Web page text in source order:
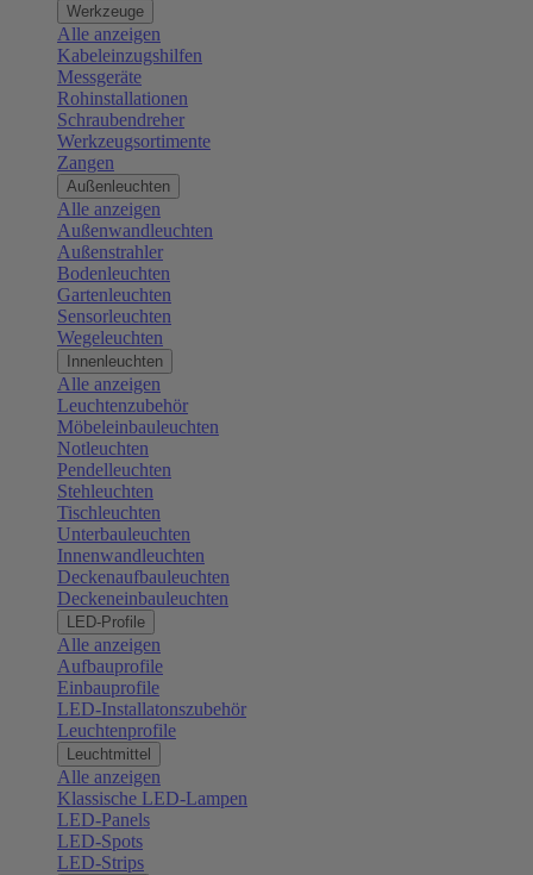
Werkzeuge
Alle anzeigen
Kabeleinzugshilfen
Messgeräte
Rohinstallationen
Schraubendreher
Werkzeugsortimente
Zangen
Außenleuchten
Alle anzeigen
Außenwandleuchten
Außenstrahler
Bodenleuchten
Gartenleuchten
Sensorleuchten
Wegeleuchten
Innenleuchten
Alle anzeigen
Leuchtenzubehör
Möbeleinbauleuchten
Notleuchten
Pendelleuchten
Stehleuchten
Tischleuchten
Unterbauleuchten
Innenwandleuchten
Deckenaufbauleuchten
Deckeneinbauleuchten
LED-Profile
Alle anzeigen
Aufbauprofile
Einbauprofile
LED-Installatonszubehör
Leuchtenprofile
Leuchtmittel
Alle anzeigen
Klassische LED-Lampen
LED-Panels
LED-Spots
LED-Strips